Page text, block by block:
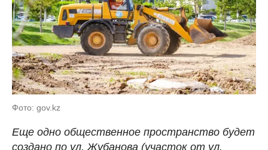
Фото: gov.kz
Еще одно общественное пространство будет
создано по ул. Жубанова (участок от ул.